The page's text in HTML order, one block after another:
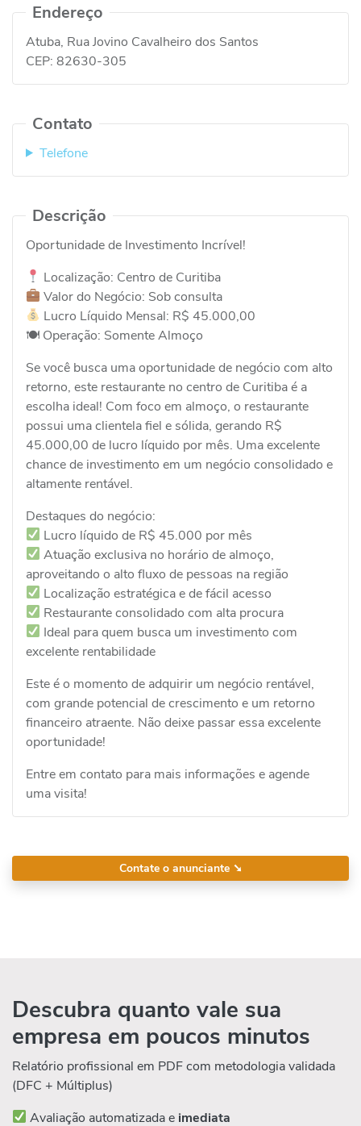
Endereço
Atuba, Rua Jovino Cavalheiro dos Santos
CEP: 82630-305
Contato
Telefone
Descrição
Oportunidade de Investimento Incrível!
Localização: Centro de Curitiba
Valor do Negócio: Sob consulta
Lucro Líquido Mensal: R$ 45.000,00
🍽 Operação: Somente Almoço
Se você busca uma oportunidade de negócio com alto
retorno, este restaurante no centro de Curitiba é a
escolha ideal! Com foco em almoço, o restaurante
possui uma clientela fiel e sólida, gerando R$
45.000,00 de lucro líquido por mês. Uma excelente
chance de investimento em um negócio consolidado e
altamente rentável.
Destaques do negócio:
Lucro líquido de R$ 45.000 por mês
Atuação exclusiva no horário de almoço,
aproveitando o alto fluxo de pessoas na região
Localização estratégica e de fácil acesso
Restaurante consolidado com alta procura
Ideal para quem busca um investimento com
excelente rentabilidade
Este é o momento de adquirir um negócio rentável,
com grande potencial de crescimento e um retorno
financeiro atraente. Não deixe passar essa excelente
oportunidade!
Entre em contato para mais informações e agende
uma visita!
Contate o anunciante ➘
Descubra quanto vale sua
empresa em poucos minutos
Relatório profissional em PDF com metodologia validada
(DFC + Múltiplus)
Avaliação automatizada e imediata